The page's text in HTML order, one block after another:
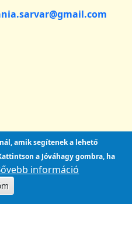
amik segítenek a lehető
a Jóváhagy gombra, ha
információ